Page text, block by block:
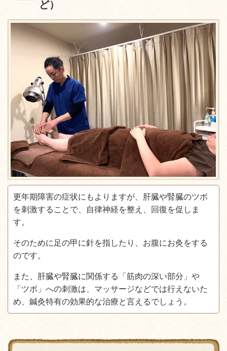
ど）
更年期障害の症状にもよりますが、肝臓や腎臓のツボ
を刺激することで、自律神経を整え、回復を促しま
す。
そのために足の甲に針を指したり、お腹にお灸をする
のです。
また、肝臓や腎臓に関係する「筋肉の深い部分」や
「ツボ」への刺激は、マッサージなどでは行えないた
め、鍼灸特有の効果的な治療と言えるでしょう。